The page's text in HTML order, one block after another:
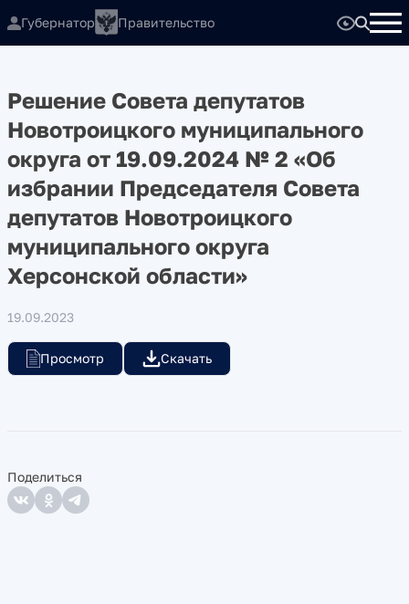
Губернатор Правительство
Решение Совета депутатов
Новотроицкого муниципального
округа от 19.09.2024 № 2 «Об
избрании Председателя Совета
депутатов Новотроицкого
муниципального округа
Херсонской области»
19.09.2023
Просмотр Скачать
Поделиться